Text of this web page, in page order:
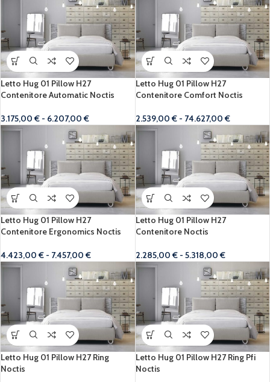
Letto Hug 01 Pillow H27
Contenitore Automatic Noctis
3.175,00€ - 6.207,00€
Letto Hug 01 Pillow H27
Contenitore Comfort Noctis
2.539,00€ - 74.627,00€
Letto Hug 01 Pillow H27
Contenitore Ergonomics Noctis
4.423,00€ - 7.457,00€
Letto Hug 01 Pillow H27
Contenitore Noctis
2.285,00€ - 5.318,00€
Letto Hug 01 Pillow H27 Ring
Noctis
Letto Hug 01 Pillow H27 Ring Pfi
Noctis